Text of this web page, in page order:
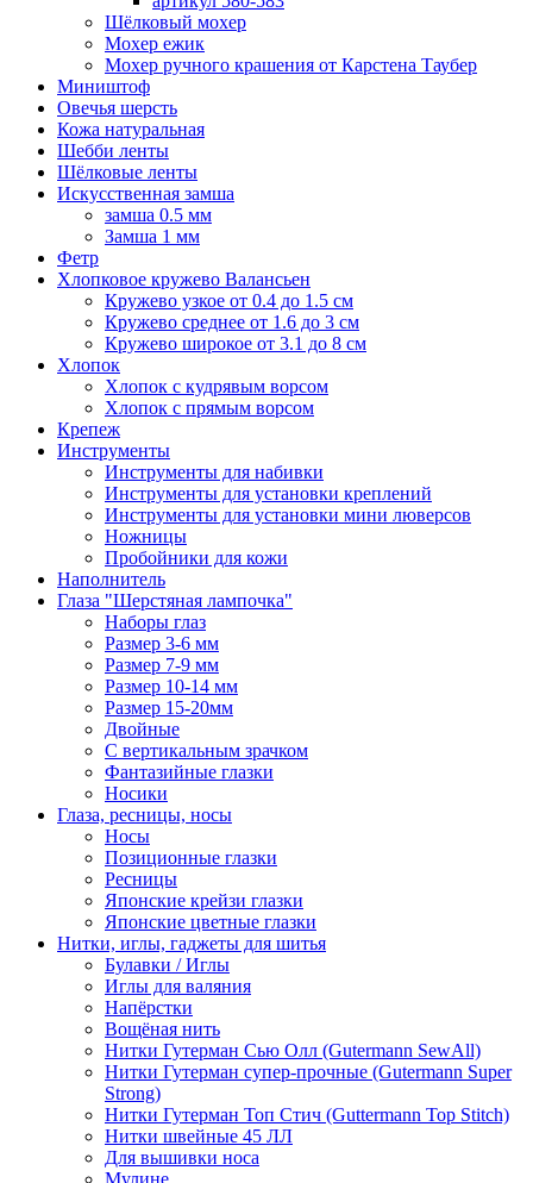
Шёлковый мохер
Мохер ежик
Мохер ручного крашения от Карстена Таубер
Миништоф
Овечья шерсть
Кожа натуральная
Шебби ленты
Шёлковые ленты
Искусственная замша
замша 0.5 мм
Замша 1 мм
Фетр
Хлопковое кружево Валансьен
Кружево узкое от 0.4 до 1.5 см
Кружево среднее от 1.6 до 3 см
Кружево широкое от 3.1 до 8 см
Хлопок
Хлопок с кудрявым ворсом
Хлопок с прямым ворсом
Крепеж
Инструменты
Инструменты для набивки
Инструменты для установки креплений
Инструменты для установки мини люверсов
Ножницы
Пробойники для кожи
Наполнитель
Глаза "Шерстяная лампочка"
Наборы глаз
Размер 3-6 мм
Размер 7-9 мм
Размер 10-14 мм
Размер 15-20мм
Двойные
С вертикальным зрачком
Фантазийные глазки
Носики
Глаза, ресницы, носы
Носы
Позиционные глазки
Ресницы
Японские крейзи глазки
Японские цветные глазки
Нитки, иглы, гаджеты для шитья
Булавки / Иглы
Иглы для валяния
Напёрстки
Вощёная нить
Нитки Гутерман Сью Олл (Gutermann SewAll)
Нитки Гутерман супер-прочные (Gutermann Super
Strong)
Нитки Гутерман Топ Стич (Guttermann Top Stitch)
Нитки швейные 45 ЛЛ
Для вышивки носа
Мулине